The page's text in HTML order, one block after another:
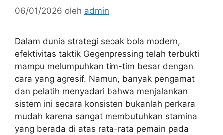
06/01/2026 oleh admin
Dalam dunia strategi sepak bola modern,
efektivitas taktik Gegenpressing telah terbukti
mampu melumpuhkan tim-tim besar dengan
cara yang agresif. Namun, banyak pengamat
dan pelatih menyadari bahwa menjalankan
sistem ini secara konsisten bukanlah perkara
mudah karena sangat membutuhkan stamina
yang berada di atas rata-rata pemain pada